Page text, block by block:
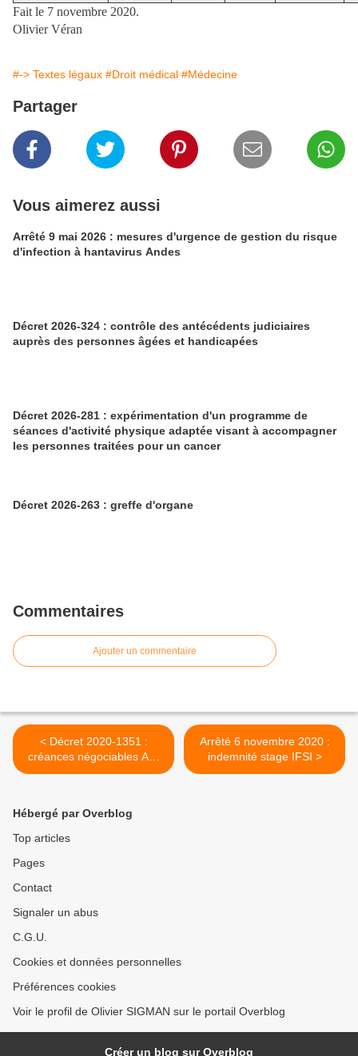
Fait le 7 novembre 2020.
Olivier Véran
#-> Textes légaux #Droit médical #Médecine
Partager
Vous aimerez aussi
Arrêté 9 mai 2026 : mesures d'urgence de gestion du risque
d'infection à hantavirus Andes
Décret 2026-324 : contrôle des antécédents judiciaires
auprès des personnes âgées et handicapées
Décret 2026-281 : expérimentation d'un programme de
séances d'activité physique adaptée visant à accompagner
les personnes traitées pour un cancer
Décret 2026-263 : greffe d'organe
Commentaires
Ajouter un commentaire
< Décret 2020-1351 :
créances négociables AP-
HP
Arrêté 6 novembre 2020 :
indemnité stage IFSI >
Hébergé par Overblog
Top articles
Pages
Contact
Signaler un abus
C.G.U.
Cookies et données personnelles
Préférences cookies
Voir le profil de Olivier SIGMAN sur le portail Overblog
Créer un blog sur Overblog